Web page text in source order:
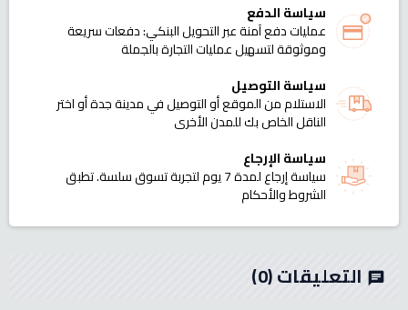
سياسة الدفع
عمليات دفع آمنة عبر التحويل البنكي: دفعات سريعة
وموثوقة لتسهيل عمليات التجارة بالجملة
سياسة التوصيل
الاستلام من الموقع أو التوصيل في مدينة جدة أو اختر
الناقل الخاص بك للمدن الأخرى
سياسة الإرجاع
سياسة إرجاع لمدة 7 يوم لتجربة تسوق سلسة. تطبق
الشروط والأحكام
chat التعليقات(0)